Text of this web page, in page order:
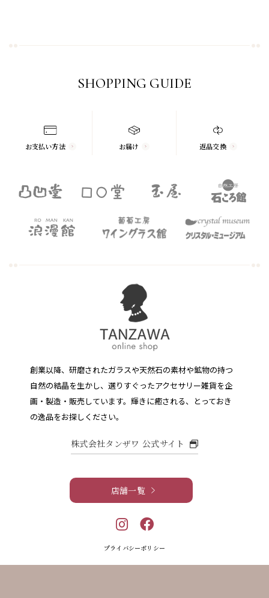
SHOPPING GUIDE
お支払い方法 お届け 返品交換
創業以降、研磨されたガラスや天然石の素材や鉱物の持つ
自然の結晶を生かし、選りすぐったアクセサリー雑貨を企
画・製造・販売しています。 輝きに癒される、とっておき
の逸品をお探しください。
株式会社タンザワ 公式サイト
店舗一覧
プライバシーポリシー